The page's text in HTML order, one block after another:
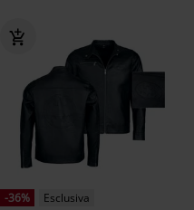
-36%
Esclusiva